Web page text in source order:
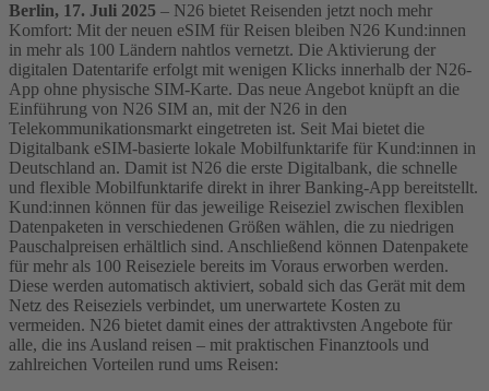
Berlin, 17. Juli 2025 – N26 bietet Reisenden jetzt noch mehr
Komfort: Mit der neuen eSIM für Reisen bleiben N26 Kund:innen
in mehr als 100 Ländern nahtlos vernetzt. Die Aktivierung der
digitalen Datentarife erfolgt mit wenigen Klicks innerhalb der N26-
App ohne physische SIM-Karte. Das neue Angebot knüpft an die
Einführung von N26 SIM an, mit der N26 in den
Telekommunikationsmarkt eingetreten ist. Seit Mai bietet die
Digitalbank eSIM-basierte lokale Mobilfunktarife für Kund:innen in
Deutschland an. Damit ist N26 die erste Digitalbank, die schnelle
und flexible Mobilfunktarife direkt in ihrer Banking-App bereitstellt.
Kund:innen können für das jeweilige Reiseziel zwischen flexiblen
Datenpaketen in verschiedenen Größen wählen, die zu niedrigen
Pauschalpreisen erhältlich sind. Anschließend können Datenpakete
für mehr als 100 Reiseziele bereits im Voraus erworben werden.
Diese werden automatisch aktiviert, sobald sich das Gerät mit dem
Netz des Reiseziels verbindet, um unerwartete Kosten zu
vermeiden. N26 bietet damit eines der attraktivsten Angebote für
alle, die ins Ausland reisen – mit praktischen Finanztools und
zahlreichen Vorteilen rund ums Reisen: